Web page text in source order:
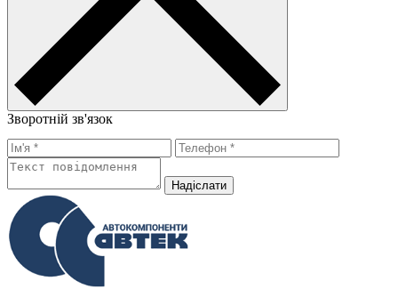
Зворотній зв'язок
Надiслати